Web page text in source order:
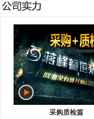
采购质检篇